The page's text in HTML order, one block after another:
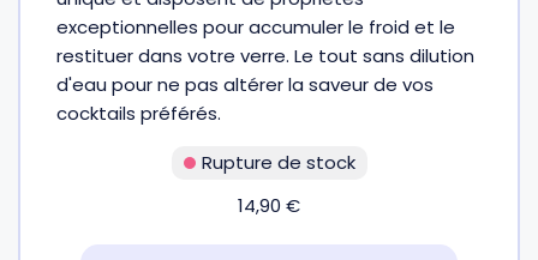
Gourdes
Couteaux tartineurs
exceptionnelles pour accumuler le froid et le
restituer dans votre verre. Le tout sans dilution
d'eau pour ne pas altérer la saveur de vos
cocktails préférés.
Rupture de stock
14,90 €